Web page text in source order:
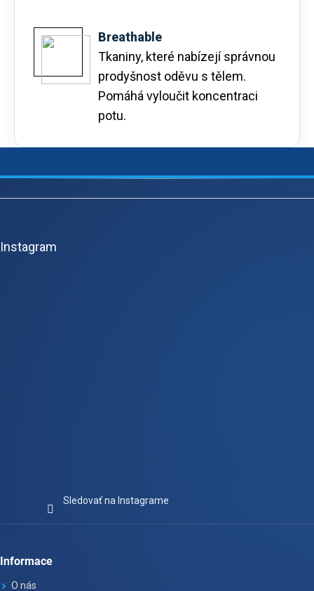
Breathable
Tkaniny, které nabízejí správnou
prodyšnost oděvu s tělem.
Pomáhá vyloučit koncentraci
potu.
Z
Instagram
Sledovať na Instagrame
Informace
O nás